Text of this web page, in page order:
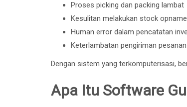
Proses picking dan packing lambat
Kesulitan melakukan stock opname
Human error dalam pencatatan
Keterlambatan pengiriman pesanan
Dengan sistem yang terkomputerisasi,
Apa Itu Software